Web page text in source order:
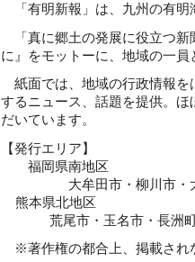
「有明新報」は、九州の有明
「真に郷土の発展に役立つ新
に』をモットーに、地域の一員
紙面では、地域の行政情報を
するニュース、話題を提供。
だいています。
【発行エリア】
福岡県南地区
大牟田市・柳川市・大川
熊本県北地区
荒尾市・玉名市・長洲町
※著作権の都合上、掲載され